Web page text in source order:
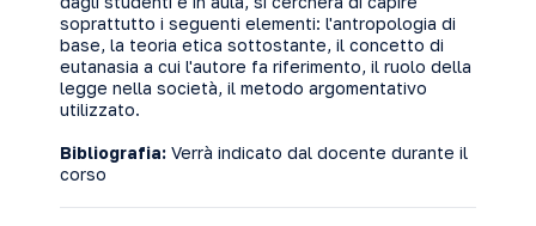
soprattutto i seguenti elementi: l'antropologia di
base, la teoria etica sottostante, il concetto di
eutanasia a cui l'autore fa riferimento, il ruolo della
legge nella società, il metodo argomentativo
utilizzato.
Bibliografia: Verrà indicato dal docente durante il
corso